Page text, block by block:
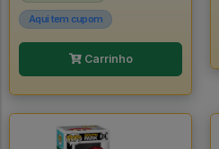
Aqui tem cupom
Carrinho